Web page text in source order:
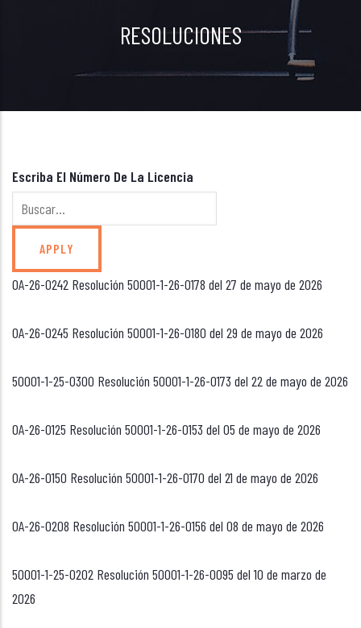
RESOLUCIONES
Escriba El Número De La Licencia
OA-26-0242 Resolución 50001-1-26-0178 del 27 de mayo de 2026
OA-26-0245 Resolución 50001-1-26-0180 del 29 de mayo de 2026
50001-1-25-0300 Resolución 50001-1-26-0173 del 22 de mayo de 2026
OA-26-0125 Resolución 50001-1-26-0153 del 05 de mayo de 2026
OA-26-0150 Resolución 50001-1-26-0170 del 21 de mayo de 2026
OA-26-0208 Resolución 50001-1-26-0156 del 08 de mayo de 2026
50001-1-25-0202 Resolución 50001-1-26-0095 del 10 de marzo de
2026